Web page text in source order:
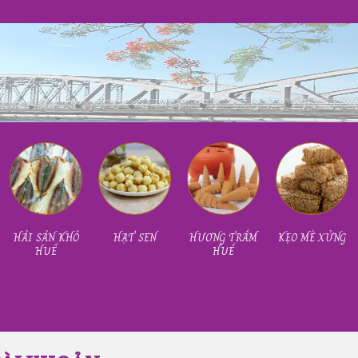
HẢI SẢN KHÔ
HUẾ
HẠT SEN HƯƠNG TRẦM
HUẾ
KẸO MÈ XỬNG